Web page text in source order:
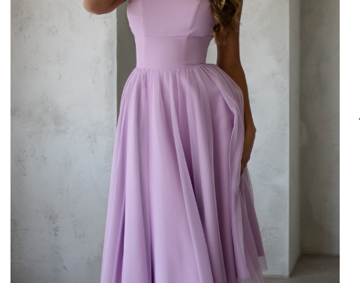
Midi kleitas
Maxi kleitas
Skater kleitas
Mini kleitas
Adīt kleitas